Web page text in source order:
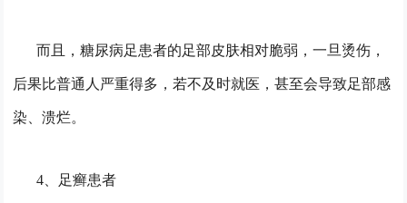
而且，糖尿病足患者的足部皮肤相对脆弱，一旦烫伤，
后果比普通人严重得多，若不及时就医，甚至会导致足部感
染、溃烂。
4、足癣患者